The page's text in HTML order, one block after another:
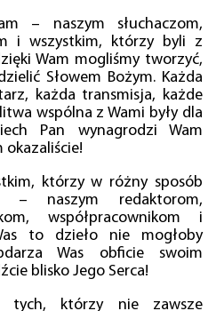
– naszym słuchaczom,
i wszystkim, którzy byli z
Wam mogliśmy tworzyć,
Słowem Bożym. Każda
każda transmisja, każde
wspólna z Wami były dla
Pan wynagrodzi Wam
okazaliście!
którzy w różny sposób
– naszym redaktorom,
współpracownikom i
to dzieło nie mogłoby
Was obficie swoim
blisko Jego Serca!
tych, którzy nie zawsze